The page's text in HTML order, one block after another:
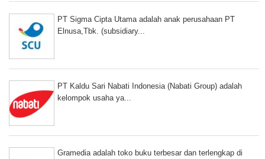
PT Sigma Cipta Utama adalah anak perusahaan PT
Elnusa,Tbk. (subsidiary...
PT Kaldu Sari Nabati Indonesia (Nabati Group) adalah
kelompok usaha ya...
Gramedia adalah toko buku terbesar dan terlengkap di